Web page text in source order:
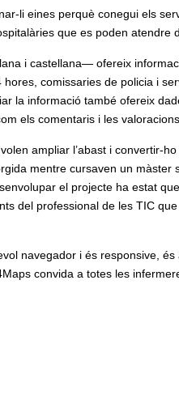
li eines perquè conegui els
que es poden atendre
i castellana— ofereix
comissaries de policia i
la informació també ofereix
els comentaris i les valoracions
ampliar l’abast i convertir-
mentre cursaven un
el projecte ha estat
del professional de les TIC
navegador i és responsive,
convida a totes les